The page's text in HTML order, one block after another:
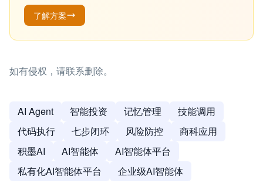
了解方案
如有侵权，请联系删除。
AI Agent 智能投资 记忆管理
技能调用
代码执行
七步闭环 风险防控
商科应用
积墨AI
AI智能体
AI智能体平台
私有化AI智能体平台
企业级AI智能体